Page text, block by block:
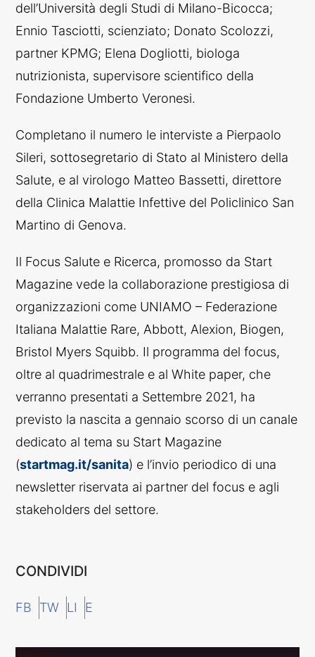
dell’Università degli Studi di Milano-Bicocca;
Ennio Tasciotti, scienziato; Donato Scolozzi,
partner KPMG; Elena Dogliotti, biologa
nutrizionista, supervisore scientifico della
Fondazione Umberto Veronesi.
Completano il numero le interviste a Pierpaolo
Sileri, sottosegretario di Stato al Ministero della
Salute, e al virologo Matteo Bassetti, direttore
della Clinica Malattie Infettive del Policlinico San
Martino di Genova.
Il Focus Salute e Ricerca, promosso da Start
Magazine vede la collaborazione prestigiosa di
organizzazioni come UNIAMO – Federazione
Italiana Malattie Rare, Abbott, Alexion, Biogen,
Bristol Myers Squibb. Il programma del focus,
oltre al quadrimestrale e al White paper, che
verranno presentati a Settembre 2021, ha
previsto la nascita a gennaio scorso di un canale
dedicato al tema su Start Magazine
(startmag.it/sanita) e l’invio periodico di una
newsletter riservata ai partner del focus e agli
stakeholders del settore.
CONDIVIDI
FB TW LI E